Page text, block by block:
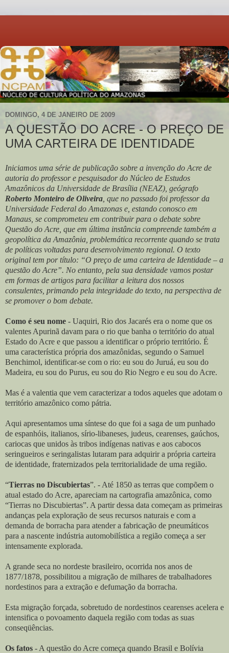
DOMINGO, 4 DE JANEIRO DE 2009
A QUESTÃO DO ACRE - O PREÇO DE
UMA CARTEIRA DE IDENTIDADE
Iniciamos uma série de publicação sobre a invenção do Acre de
autoria do professor e pesquisador do Núcleo de Estudos
Amazônicos da Universidade de Brasília (NEAZ), geógrafo
Roberto Monteiro de Oliveira , que no passado foi professor da
Universidade Federal do Amazonas e, estando conosco em
Manaus, se comprometeu em contribuir para o debate sobre
Questão do Acre, que em última instância compreende também a
geopolítica da Amazônia, problemática recorrente quando se trata
de políticas voltadas para desenvolvimento regional. O texto
original tem por título: “O preço de uma carteira de Identidade – a
questão do Acre”. No entanto, pela sua densidade vamos postar
em formas de artigos para facilitar a leitura dos nossos
consulentes, primando pela integridade do texto, na perspectiva de
se promover o bom debate.
Como é seu nome - Uaquiri, Rio dos Jacarés era o nome que os
valentes Apurinã davam para o rio que banha o território do atual
Estado do Acre e que passou a identificar o próprio território. É
uma característica própria dos amazônidas, segundo o Samuel
Benchimol, identificar-se com o rio: eu sou do Juruá, eu sou do
Madeira, eu sou do Purus, eu sou do Rio Negro e eu sou do Acre.
Mas é a valentia que vem caracterizar a todos aqueles que adotam o
território amazônico como pátria.
Aqui apresentamos uma síntese do que foi a saga de um punhado
de espanhóis, italianos, sírio-libaneses, judeus, cearenses, gaúchos,
cariocas que unidos às tribos indígenas nativas e aos cabocos
seringueiros e seringalistas lutaram para adquirir a própria carteira
de identidade, fraternizados pela territorialidade de uma região.
“Tierras no Discubiertas”. - Até 1850 as terras que compõem o
atual estado do Acre, apareciam na cartografia amazônica, como
“Tierras no Discubiertas”. A partir dessa data começam as primeiras
andanças pela exploração de seus recursos naturais e com a
demanda de borracha para atender a fabricação de pneumáticos
para a nascente indústria automobilística a região começa a ser
intensamente explorada.
A grande seca no nordeste brasileiro, ocorrida nos anos de
1877/1878, possibilitou a migração de milhares de trabalhadores
nordestinos para a extração e defumação da borracha.
Esta migração forçada, sobretudo de nordestinos cearenses acelera e
intensifica o povoamento daquela região com todas as suas
conseqüências.
Os fatos - A questão do Acre começa quando Brasil e Bolívia